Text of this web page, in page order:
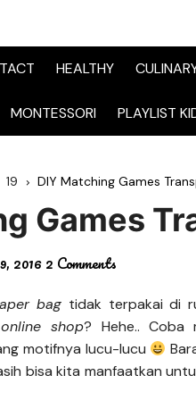
HEALTHY
MONTESSORI PLAYLIST
19 DIY Matching Games
Games
20162 Comments
bag tidak terpakai di
online shop? Hehe.. Coba
motifnya lucu-lucu
bisa kita manfaatkan